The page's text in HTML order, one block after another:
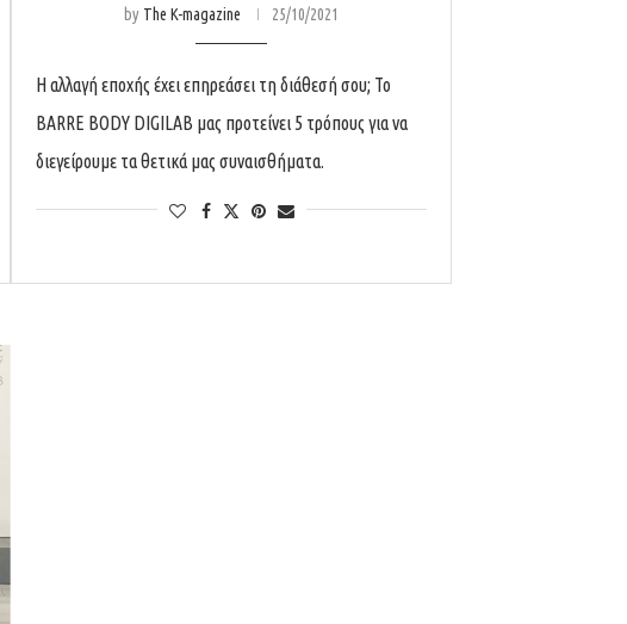
by The K-magazine 25/10/2021
Η αλλαγή εποχής έχει επηρεάσει τη διάθεσή σου; Το
BARRE BODY DIGILAB μας προτείνει 5 τρόπους για να
διεγείρουμε τα θετικά μας συναισθήματα.